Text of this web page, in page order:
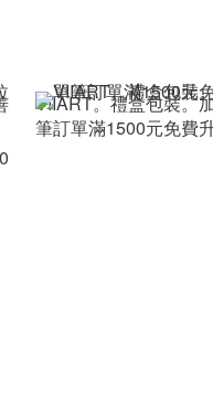
VIIART。禮盒包裝。
筆訂單滿1500元免費